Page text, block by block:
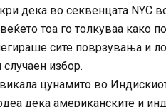
дека во секвенцата NYC
тоа го толкуваа како
сите поврзувања и
избор.
цунамито во
дека американските и